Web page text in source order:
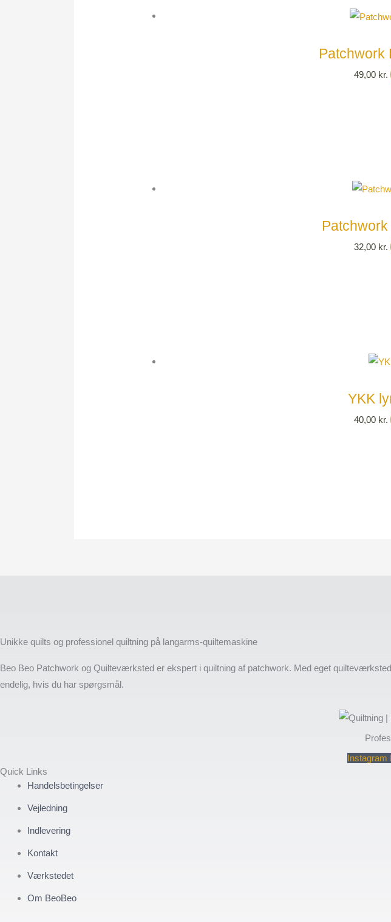
Patchwork
49,00 kr.
32,00 kr.
YKK
40,00 kr.
Unikke quilts og professionel quiltning på langarms-quiltemaskine
Beo Beo Patchwork og Quilteværksted er ekspert i quiltning af patchwork. Med eget
endelig, hvis du har spørgsmål.
Instagram
Quick Links
Handelsbetingelser
Vejledning
Indlevering
Kontakt
Værkstedet
Om BeoBeo